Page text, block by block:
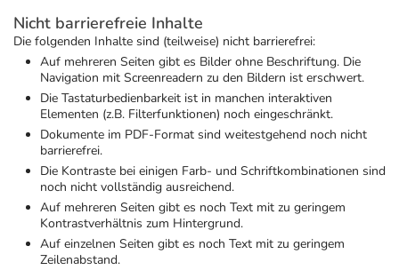
Tierapotheke
Vitamine & Mineralstoffe
Marken
Salus Deals
Nicht barrierefreie Inhalte
Die folgenden Inhalte sind (teilweise) nicht barrierefrei:
Auf mehreren Seiten gibt es Bilder ohne Beschriftung. Die
Navigation mit Screenreadern zu den Bildern ist erschwert.
Die Tastaturbedienbarkeit ist in manchen interaktiven
Elementen (z.B. Filterfunktionen) noch eingeschränkt.
Dokumente im PDF-Format sind weitestgehend noch nicht
barrierefrei.
Die Kontraste bei einigen Farb- und Schriftkombinationen sind
noch nicht vollständig ausreichend.
Auf mehreren Seiten gibt es noch Text mit zu geringem
Kontrastverhältnis zum Hintergrund.
Auf einzelnen Seiten gibt es noch Text mit zu geringem
Zeilenabstand.